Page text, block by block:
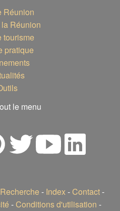
Réunion
Réunion
tourisme
pratique
le menu
Recherche - Index- Contact-
- Conditions d'utilisation -